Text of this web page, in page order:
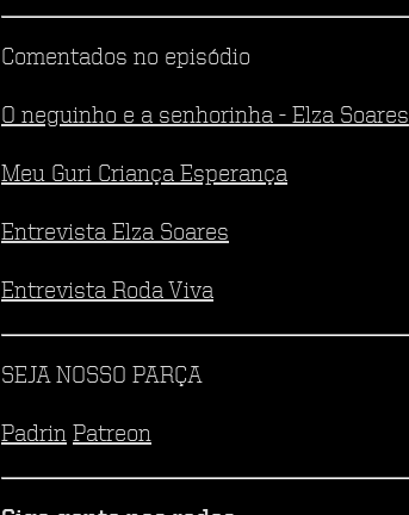
Comentados no episódio
O neguinho e a senhorinha - Elza Soares
Meu Guri Criança Esperança
Entrevista Elza Soares
Entrevista Roda Viva
SEJA NOSSO PARÇA
Padrin Patreon